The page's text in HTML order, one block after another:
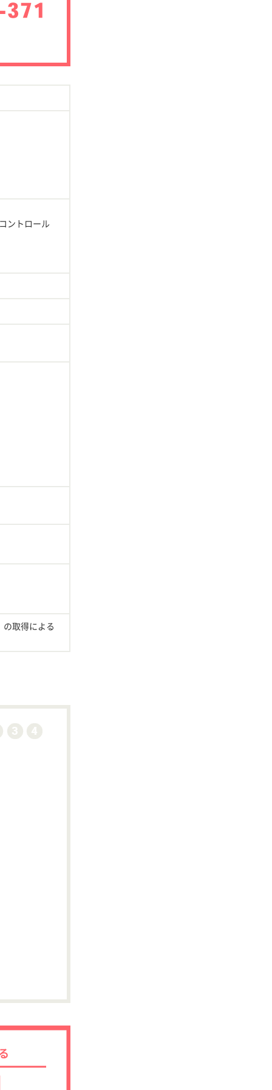
ントロール
の取得による